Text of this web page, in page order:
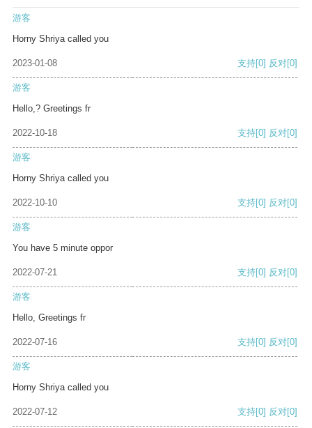
游客
Horny Shriya called you
2023-01-08 支持[0] 反对[0]
游客
Hello,? Greetings fr
2022-10-18 支持[0] 反对[0]
游客
Horny Shriya called you
2022-10-10 支持[0] 反对[0]
游客
You have 5 minute oppor
2022-07-21 支持[0] 反对[0]
游客
Hello, Greetings fr
2022-07-16 支持[0] 反对[0]
游客
Horny Shriya called you
2022-07-12 支持[0] 反对[0]